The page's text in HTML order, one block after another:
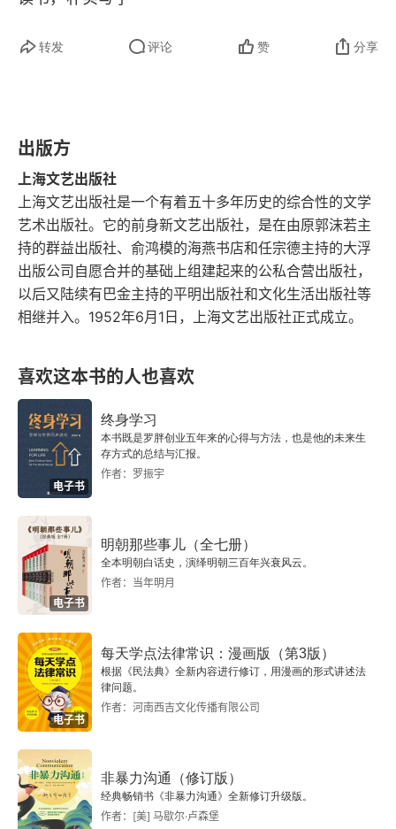
耕堂读书记（二）
耕堂读书记（四）
耕堂读书记（五）
读《吕氏春秋》
读《史记》记（上）
读《史记》记（中）
读《前汉书卷六十四·朱买臣传》
读《前汉书卷五十七·司马相如传》
读《后汉书》小引
读《后汉书卷五十八·桓谭传》（一个音乐家的悲
剧）
读《后汉书卷五十八·冯衍传》（一个文过其实的
人）
读《后汉书卷七十·班固传》（一个为政治服务的文
人）
读《后汉书卷五十四·马援传》（一篇好传记）
读《后汉书卷六十六·贾逵传》（关于经术）
转发 评论 赞 分享
出版方
上海文艺出版社
上海文艺出版社是一个有着五十多年历史的综合性的文学
艺术出版社。它的前身新文艺出版社，是在由原郭沫若主
持的群益出版社、俞鸿模的海燕书店和任宗德主持的大浮
出版公司自愿合并的基础上组建起来的公私合营出版社，
以后又陆续有巴金主持的平明出版社和文化生活出版社等
相继并入。1952年6月1日，上海文艺出版社正式成立。
喜欢这本书的人也喜欢
电子书
终身学习
本书既是罗胖创业五年来的心得与方法，也是他的未来生
存方式的总结与汇报。
作者：罗振宇
电子书
明朝那些事儿（全七册）
全本明朝白话史，演绎明朝三百年兴衰风云。
作者：当年明月
电子书
每天学点法律常识：漫画版（第3版）
根据《民法典》全新内容进行修订，用漫画的形式讲述法
律问题。
作者：河南西吉文化传播有限公司
非暴力沟通（修订版）
经典畅销书《非暴力沟通》全新修订升级版。
作者：[美] 马歇尔·卢森堡